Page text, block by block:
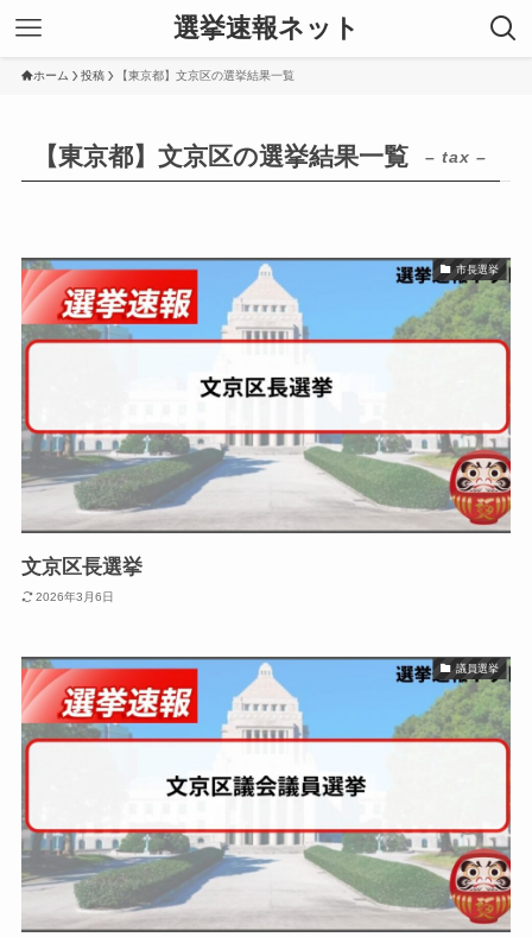
選挙速報ネット
ホーム 投稿 【東京都】文京区の選挙結果一覧
【東京都】文京区の選挙結果一覧 – tax –
市長選挙
文京区長選挙
2026年3月6日
議員選挙